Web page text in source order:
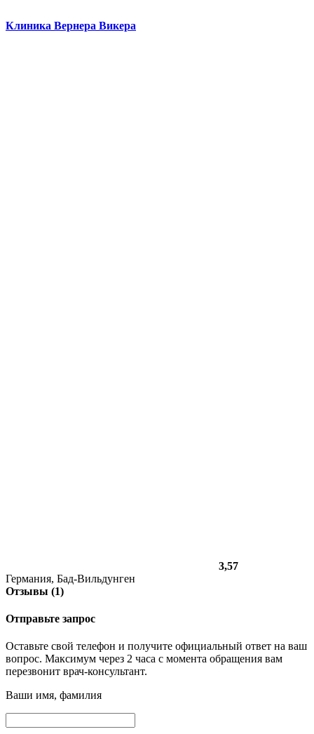
Клиника Вернера Викера
3,57
Германия, Бад-Вильдунген
Отзывы (1)
Отправьте запрос
Оставьте свой телефон и получите официальный ответ на ваш
вопрос. Максимум через 2 часа с момента обращения вам
перезвонит врач-консультант.
Ваши имя, фамилия